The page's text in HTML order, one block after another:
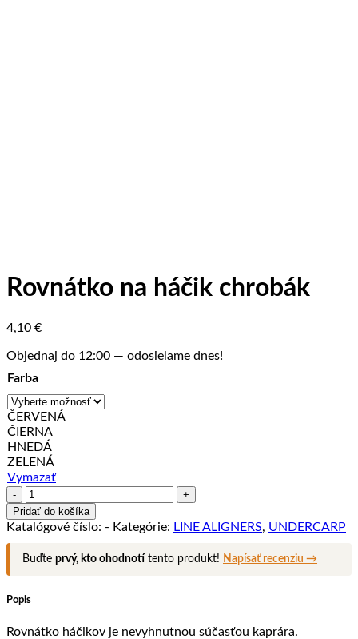
Rovnátko na háčik chrobák
4,10 €
Objednaj do 12:00 — odosielame dnes!
Farba
ČERVENÁ
ČIERNA
HNEDÁ
ZELENÁ
Vymazať
množstvo
Rovnátko
na
chrobák
Pridať do košíka
Katalógové číslo: - Kategórie: LINE ALIGNERS, UNDERCARP
Buďte prvý, kto ohodnotí tento produkt! Napísať recenziu →
Popis
Rovnátko háčikov je nevyhnutnou súčasťou kaprára.